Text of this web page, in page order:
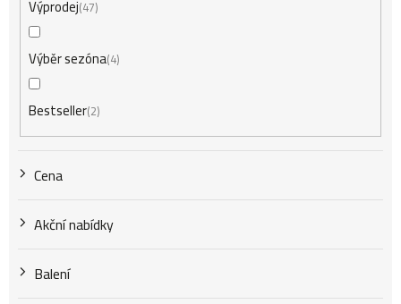
d
u
k
Výprodej 47
Výběr sezóna 4
Bestseller 2
Cena
Akční nabídky
Balení